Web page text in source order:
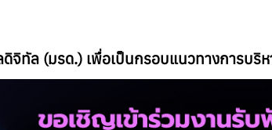
จิทัล (มรด.) เพื่อเป็นกรอบแนวทางการบริ